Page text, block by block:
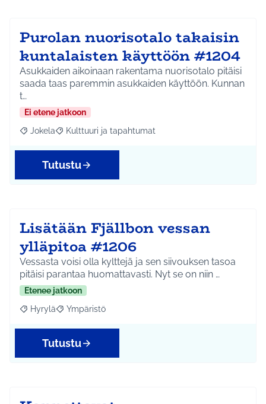
Purolan nuorisotalo takaisin
kuntalaisten käyttöön #1204
Asukkaiden aikoinaan rakentama nuorisotalo pitäisi
saada taas paremmin asukkaiden käyttöön. Kunnan
t…
Ei etene jatkoon
Rajaa tulokset aihepiirin mukaan: Jokela
Jokela Rajaa tulokset teeman mukaan: Kulttuuri ja
Kulttuuri ja tapahtumat
Tutustu
Lisätään Fjällbon vessan
ylläpitoa #1206
Vessasta voisi olla kylttejä ja sen siivouksen tasoa
pitäisi parantaa huomattavasti. Nyt se on niin …
Etenee jatkoon
Rajaa tulokset aihepiirin mukaan: Hyrylä
Hyrylä Rajaa tulokset teeman mukaan: Ympäristö
Ympäristö
Tutustu